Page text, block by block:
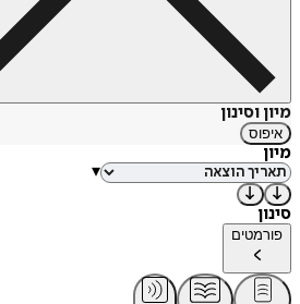
מיון וסינון
איפוס
מיון
▾
סינון
פורמטים